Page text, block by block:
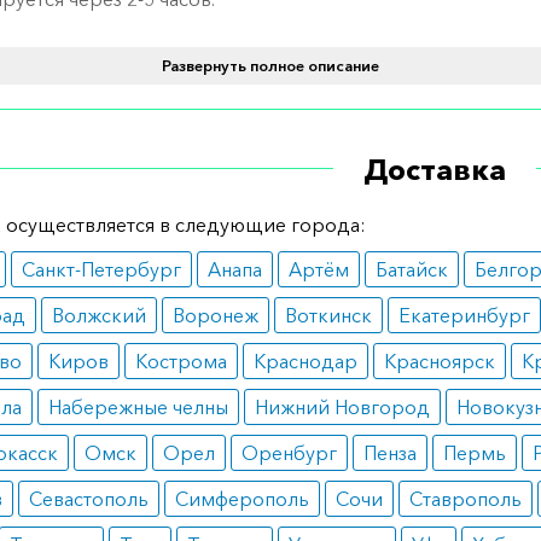
при различных опухолевых заболеваниях.
терапии. Назначается пациентам разной
практически не имеет противопоказаний. Пролейкин не
при наличии у пациента индивидуальной
вещества, входящего в состав препарата. Также
использовать при наличии метастатических
в центральной нервной системе.
эффекты
Развернуть полное описание
Доставка
осуществляется в следующие города:
Санкт-Петербург Анапа Артём Батайск
Волжский Воронеж Воткинск Екатеринбург
Киров Кострома Краснодар Красноярск
Набережные челны Нижний Новгород
Омск Орел Оренбург Пенза Пермь
Севастополь Симферополь Сочи Ставрополь